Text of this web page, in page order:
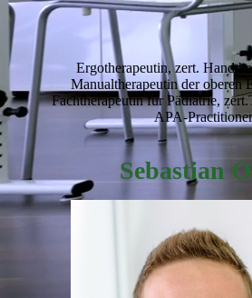
Ergotherapeutin, zert.
Manualtherapeutin der oberen
Fachtherapeutin für Pädiatrie,
APA-Practitioner
Sebastian